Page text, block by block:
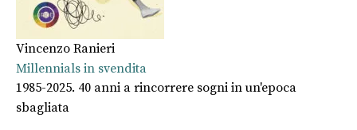
Vincenzo Ranieri
Millennials in svendita
1985-2025. 40 anni a rincorrere sogni in un'epoca
sbagliata